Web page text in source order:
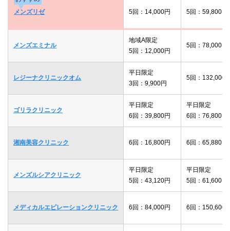
メンズリゼ
5回：14,000円 5回：59,800円
メンズエミナル
地域A限定
5回：12,000円
5回：78,000円
レジーナクリニックオム
平日限定
3回：9,900円
5回：132,000
ゴリラクリニック
平日限定
6回：39,800円
平日限定
6回：76,800円
湘南美容クリニック 6回：16,800円 6回：65,880円
メンズルシアクリニック
平日限定
5回：43,120円
平日限定
5回：61,600円
メディカルエピレーションクリニック 6回：84,000円 6回：150,600